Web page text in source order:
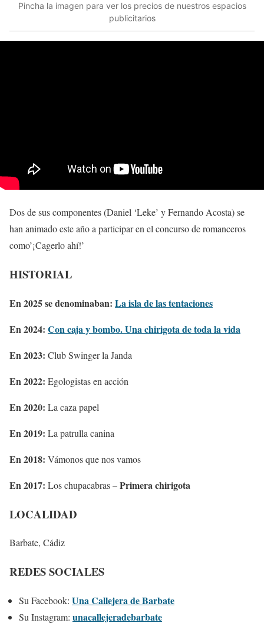
Pincha la imagen para ver los precios de nuestros espacios
publicitarios
Dos de sus componentes (Daniel ‘Leke’ y Fernando Acosta) se
han animado este año a participar en el concurso de romanceros
como’¡Cagerlo ahí!’
HISTORIAL
En 2025 se denominaban: La isla de las tentaciones
En 2024: Con caja y bombo. Una chirigota de toda la vida
En 2023: Club Swinger la Janda
En 2022: Egologistas en acción
En 2020: La caza papel
En 2019: La patrulla canina
En 2018: Vámonos que nos vamos
En 2017: Los chupacabras –Primera chirigota
LOCALIDAD
Barbate, Cádiz
REDES SOCIALES
Su Facebook: Una Callejera de Barbate
Su Instagram: unacallejeradebarbate